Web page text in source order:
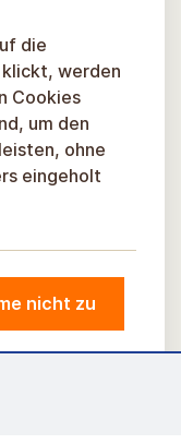
die
klickt, werden
Cookies
um den
ohne
eingeholt
nicht zu